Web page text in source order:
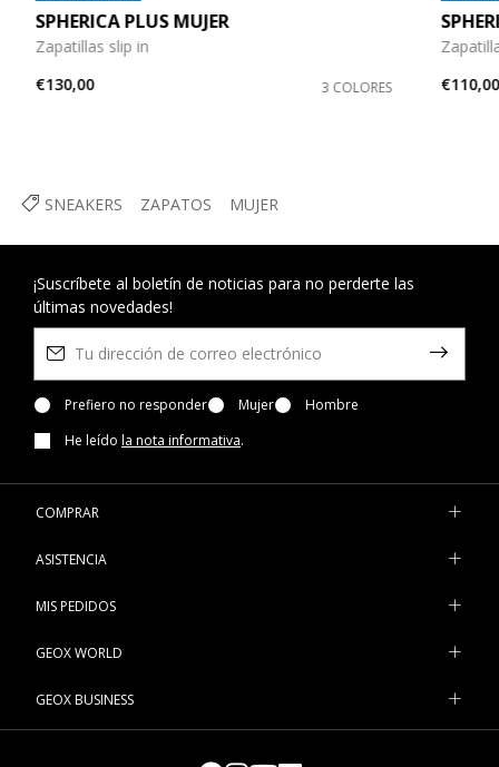
SNEAKERS ZAPATOS MUJER
SPHERICA PLUS MUJER
Zapatillas slip in
€130,00
3 COLORES
€110,00
¡Suscríbete al boletín de noticias para no perderte las
últimas novedades!
Prefiero no responder Mujer
Hombre
He leído la nota informativa.
COMPRAR
ASISTENCIA
MIS PEDIDOS
GEOX WORLD
GEOX BUSINESS